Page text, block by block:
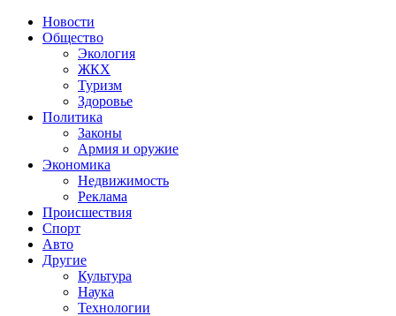
Новости
Общество
Экология
ЖКХ
Туризм
Здоровье
Политика
Законы
Армия и оружие
Экономика
Недвижимость
Реклама
Происшествия
Спорт
Авто
Другие
Культура
Наука
Технологии